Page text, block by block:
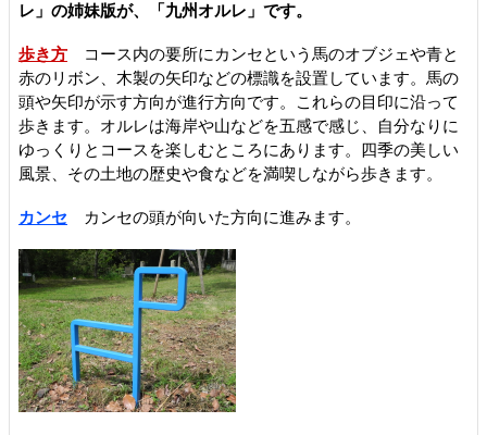
レ」の姉妹版が、「九州オルレ」です。
歩き方 コース内の要所にカンセという馬のオブジェや青と
赤のリボン、木製の矢印などの標識を設置しています。馬の
頭や矢印が示す方向が進行方向です。これらの目印に沿って
歩きます。オルレは海岸や山などを五感で感じ、自分なりに
ゆっくりとコースを楽しむところにあります。四季の美しい
風景、その土地の歴史や食などを満喫しながら歩きます。
カンセ カンセの頭が向いた方向に進みます。